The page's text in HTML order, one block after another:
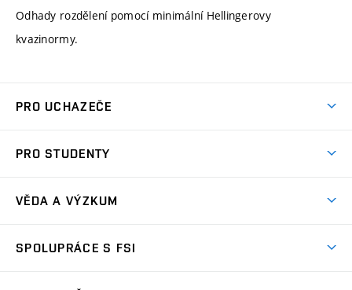
Odhady rozdělení pomocí minimální Hellingerovy
kvazinormy.
PRO UCHAZEČE
Ambasadoři studia
Zápisy
PRO STUDENTY
Studijní předpisy
VĚDA A VÝZKUM
SPOLUPRÁCE S FSI